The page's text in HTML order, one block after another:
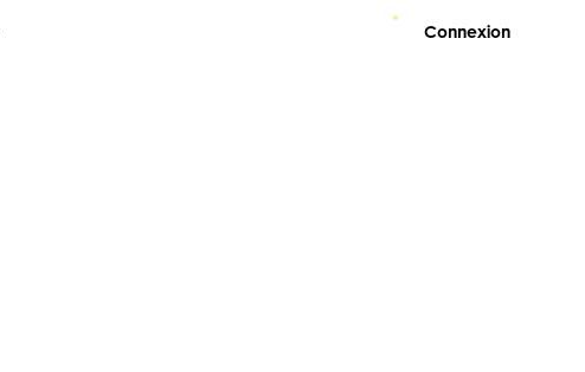
Connexion